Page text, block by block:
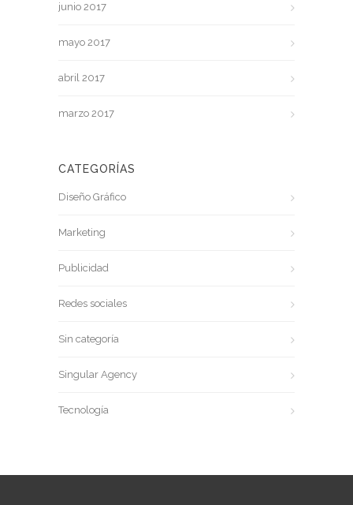
junio 2017
mayo 2017
abril 2017
marzo 2017
CATEGORÍAS
Diseño Gráfico
Marketing
Publicidad
Redes sociales
Sin categoría
Singular Agency
Tecnología